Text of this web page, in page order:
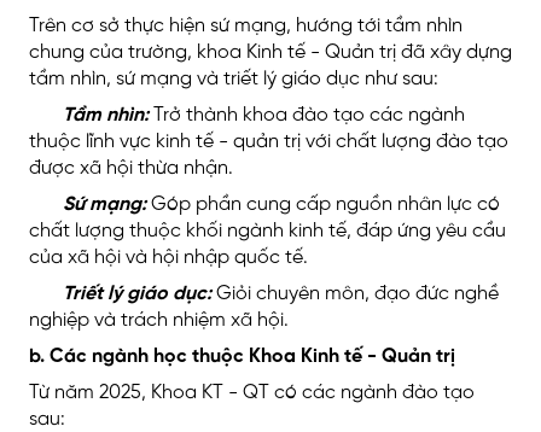
Trên cơ sở thực hiện sứ mạng, hướng tới tầm nhìn
chung của trường, khoa Kinh tế - Quản trị đã xây dựng
tầm nhìn, sứ mạng và triết lý giáo dục như sau:
Tầm nhìn:
Trở thành khoa đào tạo các ngành
thuộc lĩnh vực kinh tế - quản trị với chất lượng đào tạo
được xã hội thừa nhận.
Sứ mạng: Góp phần cung cấp nguồn nhân lực có
chất lượng thuộc khối ngành kinh tế, đáp ứng yêu cầu
của xã hội và hội nhập quốc tế.
Triết lý giáo dục: Giỏi chuyên môn, đạo đức nghề
nghiệp và trách nhiệm xã hội.
b. Các ngành học thuộc Khoa Kinh tế - Quản trị
Từ năm 2025, Khoa KT - QT có các ngành đào tạo
sau: